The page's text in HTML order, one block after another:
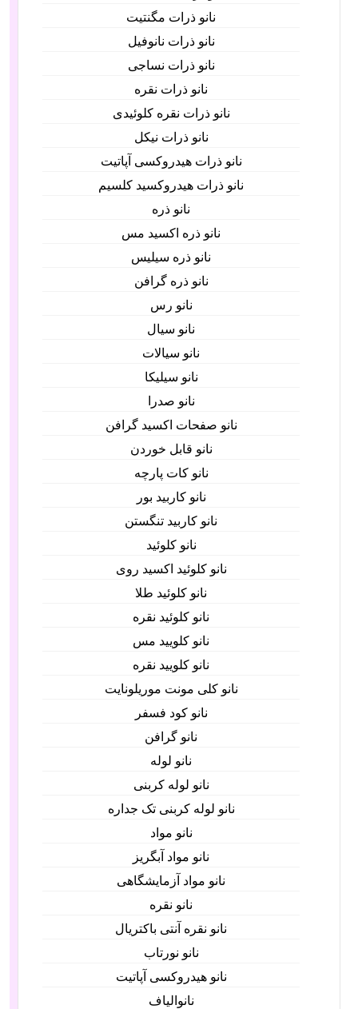
نانو ذرات مگنتیت
نانو ذرات نانوفیل
نانو ذرات نساجی
نانو ذرات نقره
نانو ذرات نقره کلوئیدی
نانو ذرات نیکل
نانو ذرات هیدروکسی آپاتیت
نانو ذرات هیدروکسید کلسیم
نانو ذره
نانو ذره اکسید مس
نانو ذره سیلیس
نانو ذره گرافن
نانو رس
نانو سیال
نانو سیالات
نانو سیلیکا
نانو صدرا
نانو صفحات اکسید گرافن
نانو قابل خوردن
نانو کات پارچه
نانو کاربید بور
نانو کاربید تنگستن
نانو کلوئید
نانو کلوئید اکسید روی
نانو کلوئید طلا
نانو کلوئید نقره
نانو کلویید مس
نانو کلویید نقره
نانو کلی مونت موریلونایت
نانو کود فسفر
نانو گرافن
نانو لوله
نانو لوله کربنی
نانو لوله کربنی تک جداره
نانو مواد
نانو مواد آبگریز
نانو مواد آزمایشگاهی
نانو نقره
نانو نقره آنتی باکتریال
نانو نورتاب
نانو هیدروکسی آپاتیت
نانوالیاف